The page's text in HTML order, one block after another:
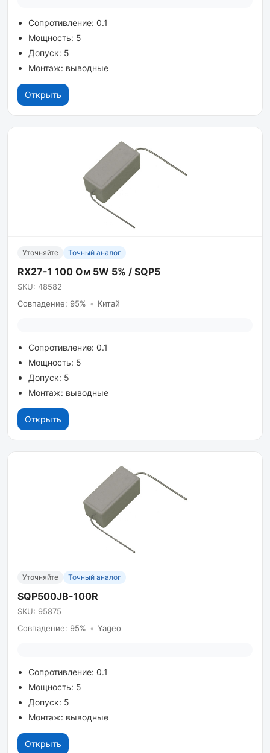
Сопротивление: 0.1
Мощность: 5
Допуск: 5
Монтаж: выводные
Открыть
Уточняйте Точный аналог
RX27-1 100 Ом 5W 5% / SQP5
SKU: 48582
Совпадение: 95% • Китай
Сопротивление: 0.1
Мощность: 5
Допуск: 5
Монтаж: выводные
Открыть
Уточняйте Точный аналог
SQP500JB-100R
SKU: 95875
Совпадение: 95% • Yageo
Сопротивление: 0.1
Мощность: 5
Допуск: 5
Монтаж: выводные
Открыть